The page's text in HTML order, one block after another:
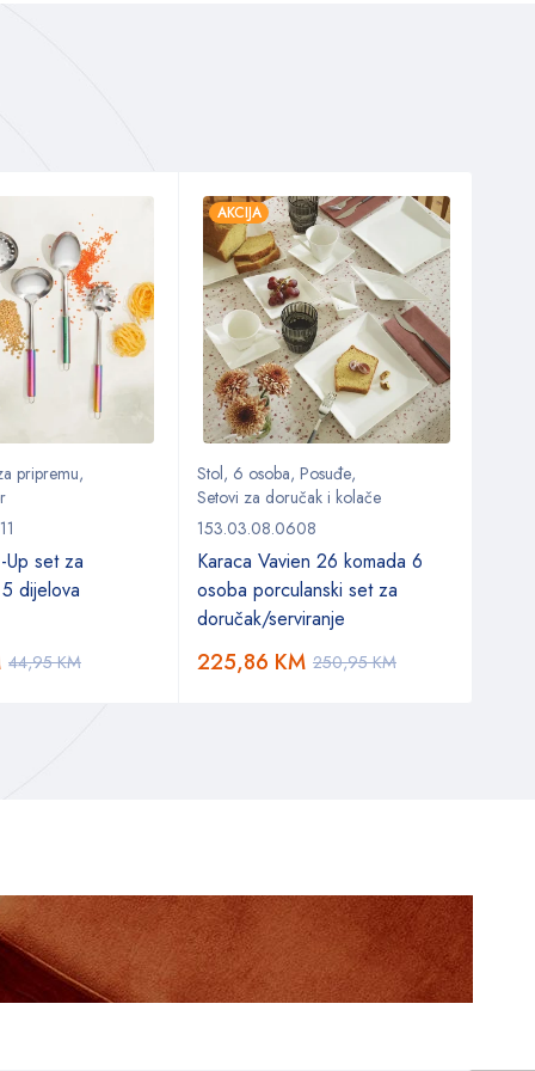
pripremu,
Up set za
dijelova
44,95KM
AKCIJA
Stol, 6 osoba, Posuđe,
Setovi za doručak i kolače
153.03.08.0608
Karaca Vavien 26 komada 6
osoba porculanski set za
doručak/serviranje
250,95KM
225,86 KM